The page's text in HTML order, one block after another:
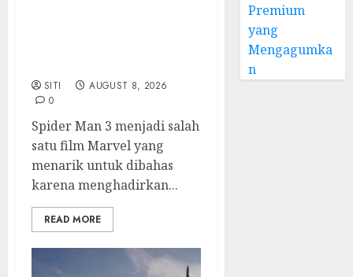
SITI
AUGUST 8, 2026
0
Spider Man 3 menjadi salah
satu film Marvel yang
menarik untuk dibahas
karena menghadirkan...
READ MORE
Premium
yang
Mengagumka
n